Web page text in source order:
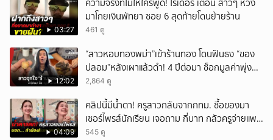
03:27
ความจริงที่ไม่ให้ใครพูด! ไรเดอร์ เตือน สาวๆ หวัง
มาโกยเงินพัทยา ซอย 6 สุดท้ายโดนย้ายร้าน
461 ดู
12:02
“สาวหอบทองพม่า”เข้าร้านทอง โดนฟันธง “ของ
ปลอม”หลังเผาแล้วดำ! 4 ปีต่อมา ช็อกมูลค่าพุ่ง
มหาศาล!
2,864 ดู
04:09
คลิปนี้มีน้ำตา! ครูสาวกลับจากกทม. ซื้อของมา
เซอร์ไพรส์นักเรียน เจอถาม กี่บาท กลัวครูจ่ายแพง
w
545 ดู